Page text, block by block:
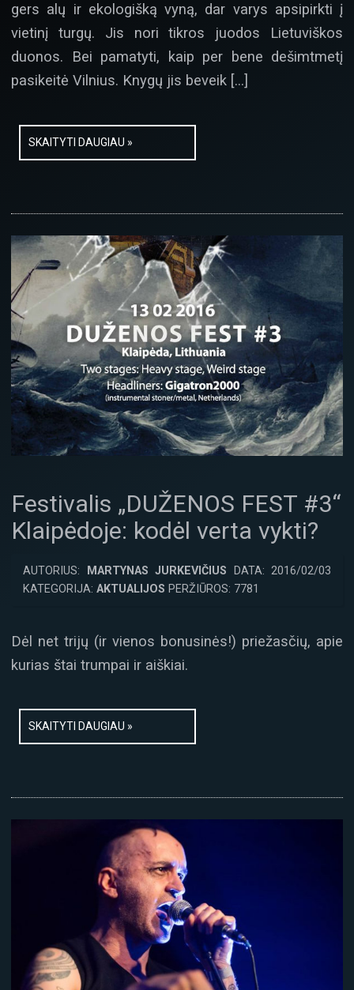
gers alų ir ekologišką vyną, dar varys apsipirkti į
vietinį turgų. Jis nori tikros juodos Lietuviškos
duonos. Bei pamatyti, kaip per bene dešimtmetį
pasikeitė Vilnius. Knygų jis beveik […]
SKAITYTI DAUGIAU »
Festivalis „DUŽENOS FEST #3“
Klaipėdoje: kodėl verta vykti?
AUTORIUS: MARTYNAS JURKEVIČIUS DATA: 2016/02/03
KATEGORIJA: AKTUALIJOS PERŽIŪROS: 7781
Dėl net trijų (ir vienos bonusinės!) priežasčių, apie
kurias štai trumpai ir aiškiai.
SKAITYTI DAUGIAU »